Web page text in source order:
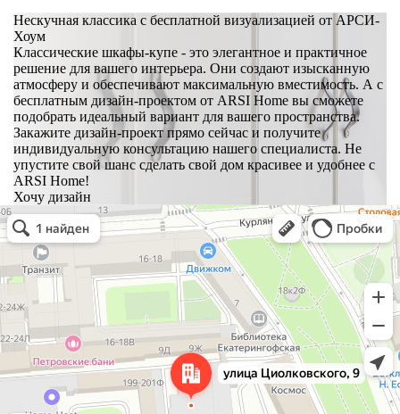
Нескучная классика с бесплатной визуализацией от АРСИ-
Хоум
Классические шкафы-купе - это элегантное и практичное
решение для вашего интерьера. Они создают изысканную
атмосферу и обеспечивают максимальную вместимость. А с
бесплатным дизайн-проектом от ARSI Home вы сможете
подобрать идеальный вариант для вашего пространства.
Закажите дизайн-проект прямо сейчас и получите
индивидуальную консультацию нашего специалиста. Не
упустите свой шанс сделать свой дом красивее и удобнее с
ARSI Home!
Хочу дизайн